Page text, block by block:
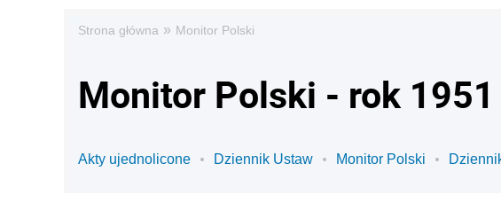
Strona główna » Monitor Polski
Monitor Polski - rok
Akty ujednolicone Dziennik Ustaw Monitor Polski